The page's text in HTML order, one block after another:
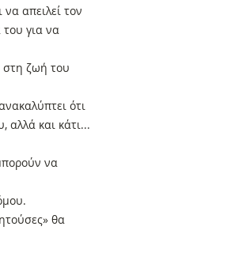
απειλεί τον
του για να
στη ζωή του
ότι
αλλά και κάτι...
να
θα